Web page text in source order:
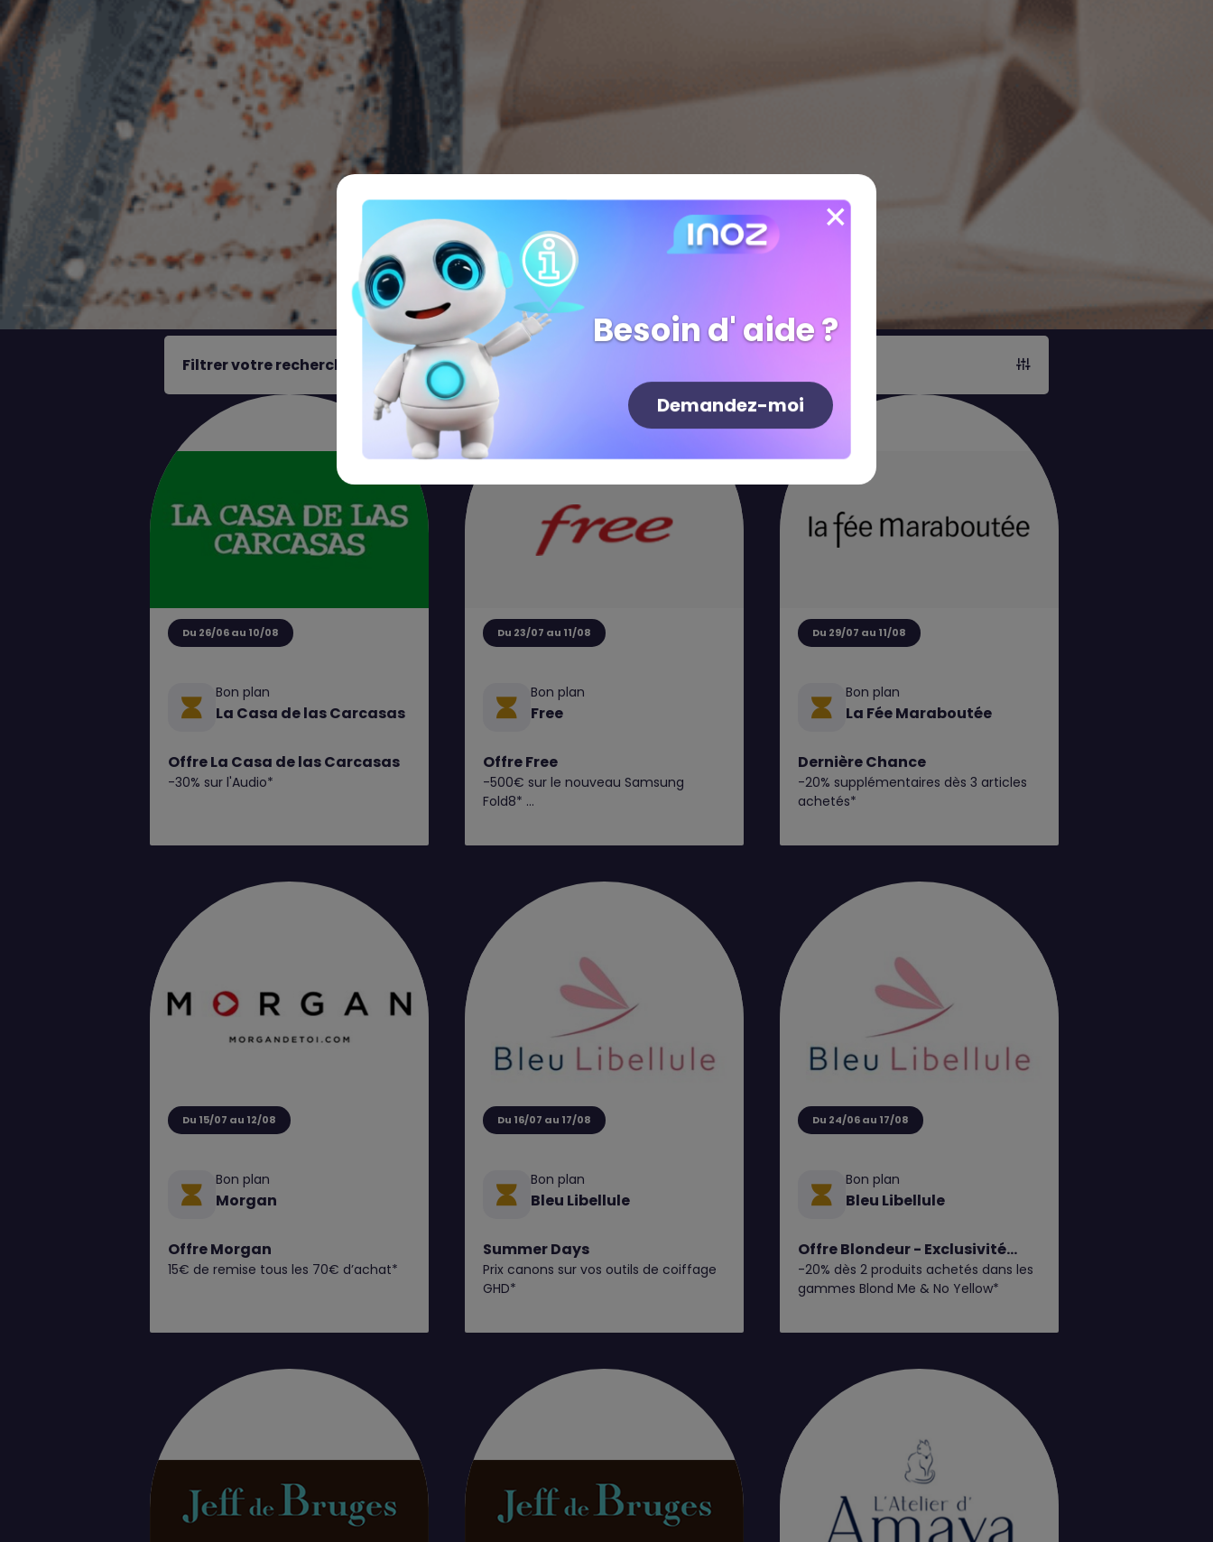
Filtrer votre recherche
Du 26/06 au 10/08
Bon plan
La Casa de las Carcasas
Offre La Casa de las Carcasas
-30% sur l'Audio*
Du 23/07 au 11/08
Bon plan
Free
Offre Free
-500€ sur le nouveau Samsung
Fold8*
Du 29/07 au 11/08
Bon plan
La Fée Maraboutée
Dernière Chance
-20% supplémentaires dès 3 articles
achetés*
Du 15/07 au 12/08
Bon plan
Morgan
Offre Morgan
15€ de remise tous les 70€ d’achat*
Du 16/07 au 17/08
Bon plan
Bleu Libellule
Summer Days
Prix canons sur vos outils de coiffage
GHD*
Du 24/06 au 17/08
Bon plan
Bleu Libellule
Offre Blondeur - Exclusivité
Club
-20% dès 2 produits achetés dans les
gammes Blond Me & No Yellow*
Besoin d' aide ?
Demandez-moi